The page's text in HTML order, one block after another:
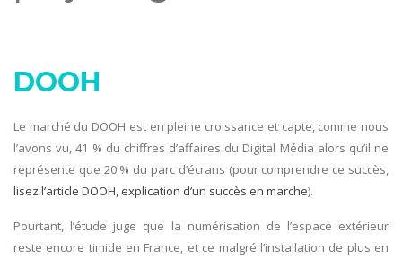
DOOH
Le marché du DOOH est en pleine croissance et capte, comme nous
l’avons vu, 41 % du chiffres d’affaires du Digital Média alors qu’il ne
représente que 20 % du parc d’écrans (pour comprendre ce succès,
lisez l’article DOOH, explication d’un succès en marche).
Pourtant, l’étude juge que la numérisation de l’espace extérieur
reste encore timide en France, et ce malgré l’installation de plus en